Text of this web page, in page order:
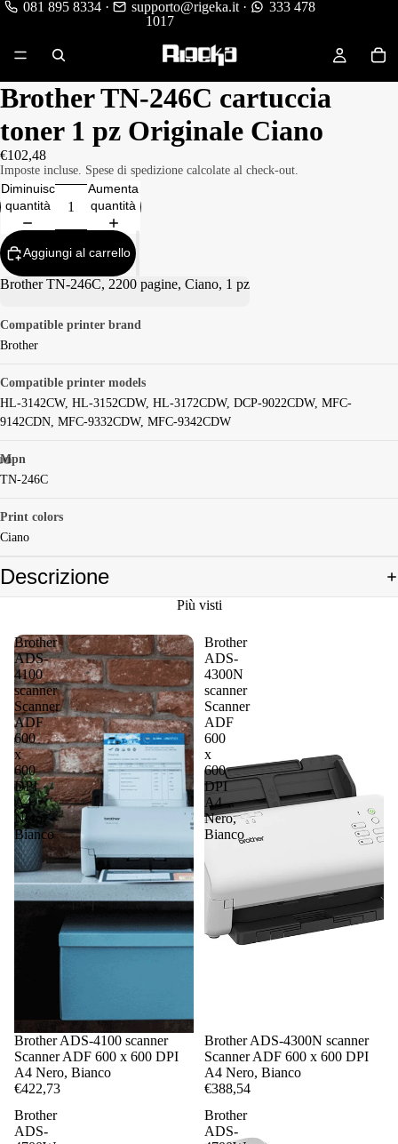
081 895 8334· supporto@rigeka.it ·
333 478
1017
Brother TN-246C cartuccia
toner 1 pz Originale Ciano
€102,48
Imposte incluse. Spese di spedizione calcolate al check-out.
Diminuisci
quantità
Aumenta
quantità
Aggiungi al carrello
Brother TN-246C, 2200 pagine, Ciano, 1 pz
Compatible printer brand
Brother
Compatible printer models
HL-3142CW, HL-3152CDW, HL-3172CDW, DCP-9022CDW, MFC-
9142CDN, MFC-9332CDW, MFC-9342CDW
Mpn
TN-246C
Print colors
Ciano
Descrizione
Più visti
Brother
ADS-
4100
scanner
Scanner
ADF
600
x
600
DPI
A4
Nero,
Bianco
Brother ADS-4100 scanner
Scanner ADF 600 x 600 DPI
A4 Nero, Bianco
€422,73
Brother
ADS-
4300N
scanner
Scanner
ADF
600
x
600
DPI
A4
Nero,
Bianco
Brother ADS-4300N scanner
Scanner ADF 600 x 600 DPI
A4 Nero, Bianco
€388,54
Brother
ADS-
Brother
ADS-